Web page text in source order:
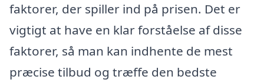
faktorer, der spiller ind på prisen. Det er
vigtigt at have en klar forståelse af disse
faktorer, så man kan indhente de mest
præcise tilbud og træffe den bedste